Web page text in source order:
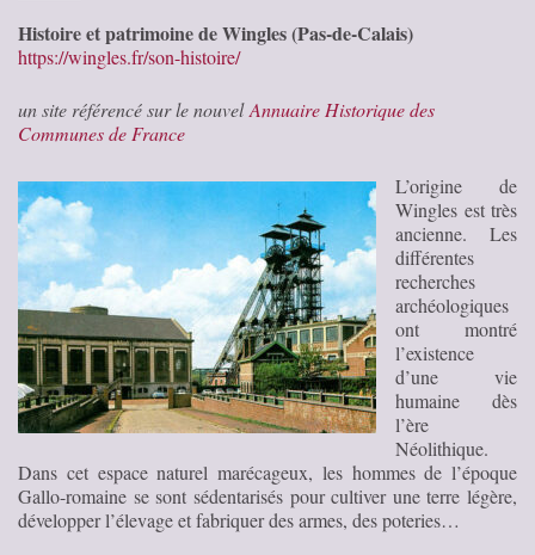
Histoire et patrimoine de Wingles (Pas-de-Calais)
https://wingles.fr/son-histoire/
un site référencé sur le nouvelAnnuaire Historique des
Communes de France
L’origine de
Wingles est très
ancienne. Les
différentes
recherches
archéologiques
ont montré
l’existence
d’une vie
humaine dès
l’ère
Néolithique.
Dans cet espace naturel marécageux, les hommes de l’époque
Gallo-romaine se sont sédentarisés pour cultiver une terre légère,
développer l’élevage et fabriquer des armes, des poteries…